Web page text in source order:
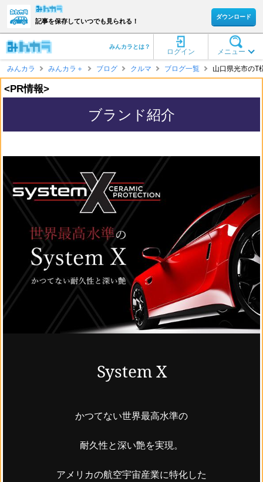
記事を保存していつでも見られる！
ダウンロード
メニュー
ログイン
みんカラとは？
みんカラ みんカラ＋ ブログ クルマ ブログ一覧 山口県光市のT
<PR情報>
ブランド紹介
System X
かつてない世界最高水準の
耐久性と深い艶を実現。
アメリカの航空宇宙産業に特化した